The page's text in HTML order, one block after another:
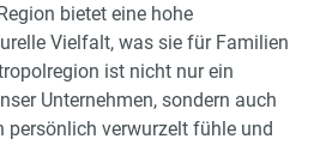
bietet eine hohe
Vielfalt, was sie für Familien
ist nicht nur ein
Unternehmen, sondern auch
persönlich verwurzelt fühle und